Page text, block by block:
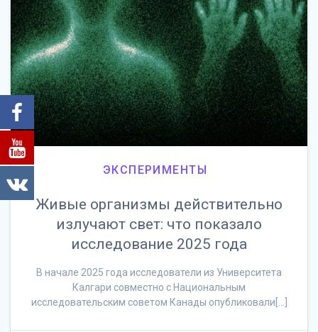
ЭКСПЕРИМЕНТЫ
Живые организмы действительно
излучают свет: что показало
исследование 2025 года
В начале 2025 года исследователи из Университета
Калгари совместно с Национальным
исследовательским советом Канады опубликовали[…]